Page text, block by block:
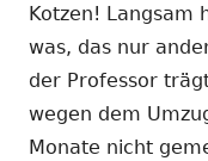
Kotzen! Langsam
was, das nur
der Professor
wegen dem
Monate nicht